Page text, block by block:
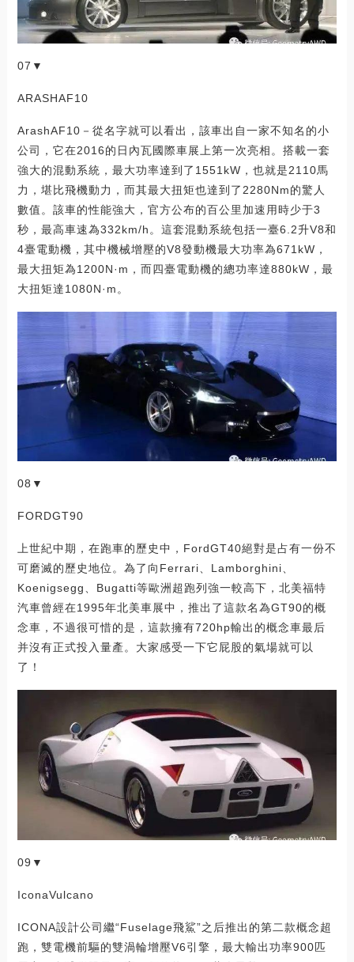
07▼
ARASHAF10
ArashAF10－從名字就可以看出，該車出自一家不知名的小
公司，它在2016的日內瓦國際車展上第一次亮相。搭載一套
強大的混動系統，最大功率達到了1551kW，也就是2110馬
力，堪比飛機動力，而其最大扭矩也達到了2280Nm的驚人
數值。該車的性能強大，官方公布的百公里加速用時少于3
秒，最高車速為332km/h。這套混動系統包括一臺6.2升V8和
4臺電動機，其中機械增壓的V8發動機最大功率為671kW，
最大扭矩為1200N·m，而四臺電動機的總功率達880kW，最
大扭矩達1080N·m。
08▼
FORDGT90
上世紀中期，在跑車的歷史中，FordGT40絕對是占有一份不
可磨滅的歷史地位。為了向Ferrari、Lamborghini、
Koenigsegg、Bugatti等歐洲超跑列強一較高下，北美福特
汽車曾經在1995年北美車展中，推出了這款名為GT90的概
念車，不過很可惜的是，這款擁有720hp輸出的概念車最后
并沒有正式投入量產。大家感受一下它屁股的氣場就可以
了！
09▼
IconaVulcano
ICONA設計公司繼“Fuselage飛鯊”之后推出的第二款概念超
跑，雙電機前驅的雙渦輪增壓V6引擎，最大輸出功率900匹